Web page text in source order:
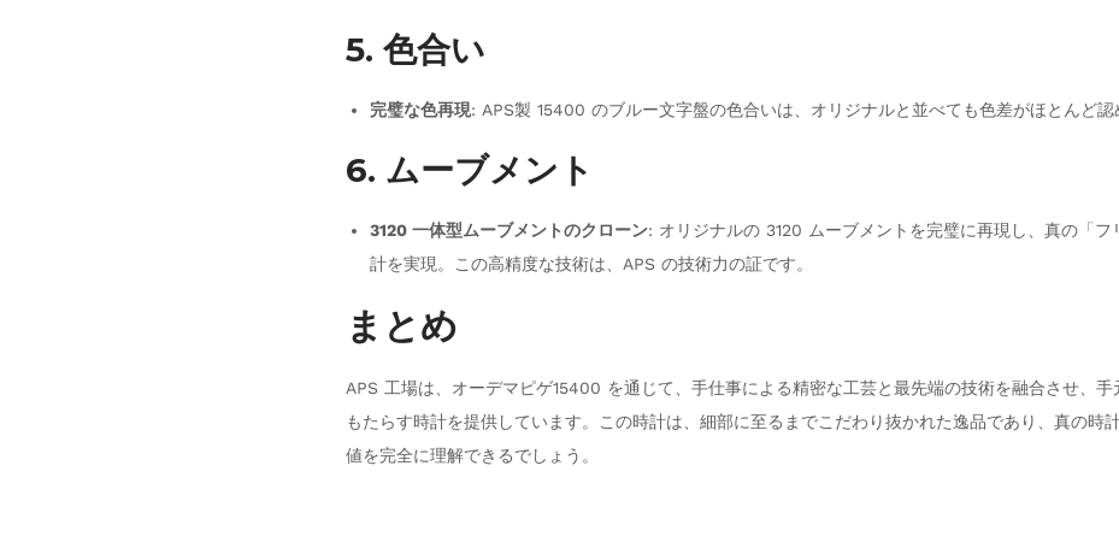
5. 色合い
完璧な色再現: APS製 15400 のブルー文字盤の色合いは、オリジナルと並べても色差がほとんど認
6. ムーブメント
3120 一体型ムーブメントのクローン: オリジナルの 3120 ムーブメントを完璧に再現し、真の「フ
計を実現。この高精度な技術は、APS の技術力の証です。
まとめ
APS 工場は、オーデマピゲ15400 を通じて、手仕事による精密な工芸と最先端の技術を融合させ、手
もたらす時計を提供しています。この時計は、細部に至るまでこだわり抜かれた逸品であり、真の時
値を完全に理解できるでしょう。